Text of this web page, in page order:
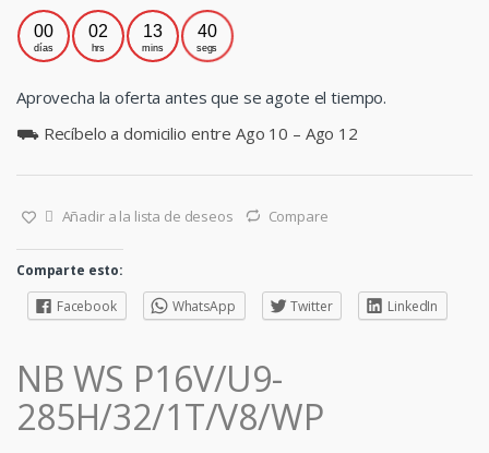
00
días
02
hrs
13
mins
40
segs
Aprovecha la oferta antes que se agote el tiempo.
⛟ Recíbelo a domicilio entre Ago 10 – Ago 12
Añadir a la lista de deseos Compare
Comparte esto:
Facebook
WhatsApp Twitter LinkedIn
NB WS P16V/U9-
285H/32/1T/V8/WP